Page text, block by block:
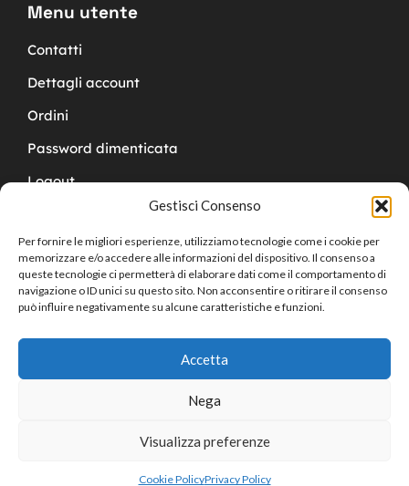
Gestisci Consenso
Per fornire le migliori esperienze, utilizziamo tecnologie come i cookie per
memorizzare e/o accedere alle informazioni del dispositivo. Il consenso a
queste tecnologie ci permetterà di elaborare dati come il comportamento di
navigazione o ID unici su questo sito. Non acconsentire o ritirare il consenso
può influire negativamente su alcune caratteristiche e funzioni.
Accetta
Nega
Visualizza preferenze
Cookie PolicyPrivacy Policy
0
Menu utente
Contatti
Dettagli account
Ordini
Password dimenticata
Logout
Copyright © 2024 Cucchy Gioielleria